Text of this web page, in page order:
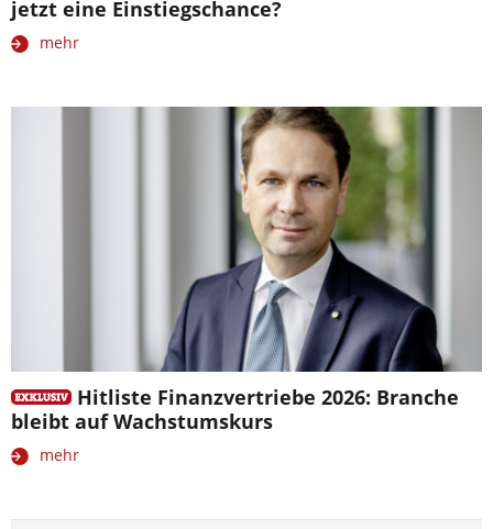
jetzt eine Einstiegschance?
mehr
Hitliste Finanzvertriebe 2026: Branche
bleibt auf Wachstumskurs
mehr